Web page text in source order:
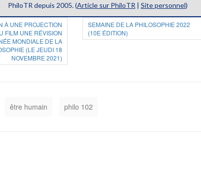
PhiloTR depuis 2005. (Article sur PhiloTR | Site personnel)
À UNE PROJECTION
FILM UNE RÉVISION
MONDIALE DE LA
(LE JEUDI 18
NOVEMBRE 2021)
SEMAINE DE LA PHILOSOPHIE 2022
(10E ÉDITION)
être humain philo 102